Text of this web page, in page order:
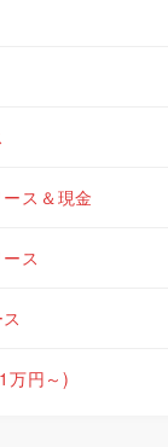
ス＆現金
ス
万円～)